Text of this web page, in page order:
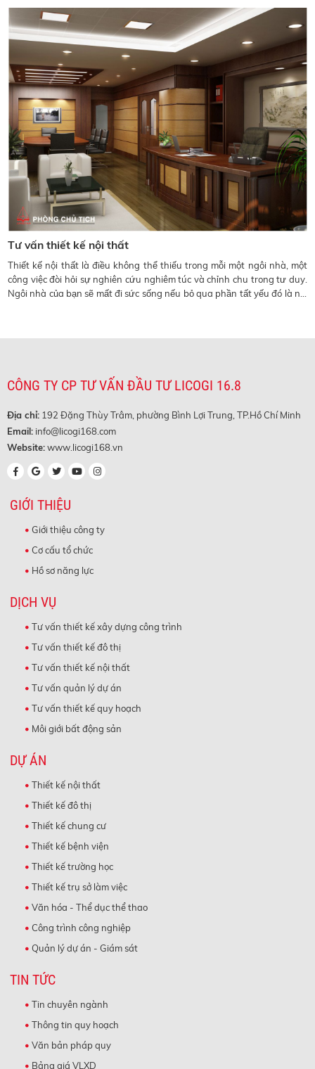
Tư vấn thiết kế nội thất
Thiết kế nội thất là điều không thể thiếu trong mỗi một ngôi nhà, một
công việc đòi hỏi sự nghiên cứu nghiêm túc và chỉnh chu trong tư duy.
Ngôi nhà của bạn sẽ mất đi sức sống nếu bỏ qua phần tất yếu đó là nội
CÔNG TY CP TƯ VẤN ĐẦU TƯ LICOGI 16.8
Địa chỉ: 192 Đặng Thùy Trâm, phường Bình Lợi Trung, TP.Hồ Chí Minh
Email: info@licogi168.com
Website:www.licogi168.vn
GIỚI THIỆU
Giới thiệu công ty
Cơ cấu tổ chức
Hồ sơ năng lực
DỊCH VỤ
Tư vấn thiết kế xây dựng công trình
Tư vấn thiết kế đô thị
Tư vấn thiết kế nội thất
Tư vấn quản lý dự án
Tư vấn thiết kế quy hoạch
Môi giới bất động sản
DỰ ÁN
Thiết kế nội thất
Thiết kế đô thị
Thiết kế chung cư
Thiết kế bệnh viện
Thiết kế trường học
Thiết kế trụ sở làm việc
Văn hóa - Thể dục thể thao
Công trình công nghiệp
Quản lý dự án - Giám sát
TIN TỨC
Tin chuyên ngành
Thông tin quy hoạch
Văn bản pháp quy
Bảng giá VLXD